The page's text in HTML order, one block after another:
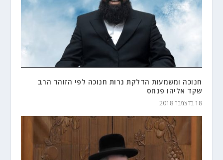
חנוכה ומשמעות הדלקת נרות חנוכה לפי הזוהר הרב
שקד אליהו פנחס
18 בדצמבר 2018